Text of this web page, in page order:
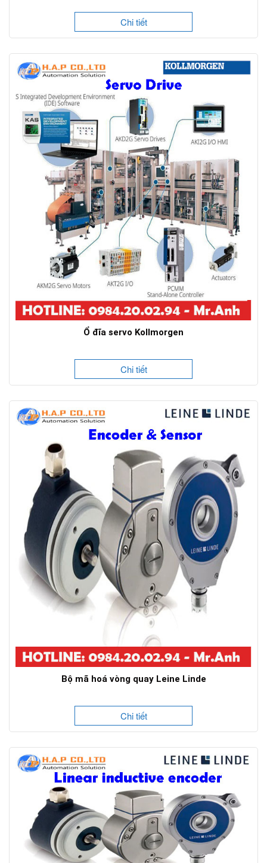
Chi tiết
Ổ đĩa servo Kollmorgen
Chi tiết
Bộ mã hoá vòng quay Leine Linde
Chi tiết